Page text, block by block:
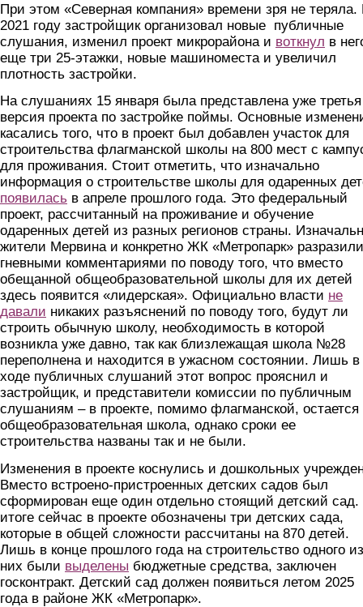
При этом «Северная компания» времени зря не теряла.
2021 году застройщик организовал новые публичные
слушания, изменил проект микрорайона и воткнул в
еще три 25-этажки, новые машиноместа и увеличил
плотность застройки.
На слушаниях 15 января была представлена уже третья
версия проекта по застройке поймы. Основные
касались того, что в проект был добавлен участок для
строительства флагманской школы на 800 мест с
для проживания. Стоит отметить, что изначально
информация о строительстве школы для одаренных
появилась в апреле прошлого года. Это федеральный
проект, рассчитанный на проживание и обучение
одаренных детей из разных регионов страны.
жители Мервина и конкретно ЖК «Метропарк»
гневными комментариями по поводу того, что вместо
обещанной общеобразовательной школы для их детей
здесь появится «лидерская». Официально власти не
давали никаких разъяснений по поводу того, будут ли
строить обычную школу, необходимость в которой
возникла уже давно, так как близлежащая школа №28
переполнена и находится в ужасном состоянии. Лишь в
ходе публичных слушаний этот вопрос прояснил и
застройщик, и представители комиссии по публичным
слушаниям – в проекте, помимо флагманской, остается
общеобразовательная школа, однако сроки ее
строительства названы так и не были.
Изменения в проекте коснулись и дошкольных
Вместо встроено-пристроенных детских садов был
сформирован еще один отдельно стоящий детский сад.
итоге сейчас в проекте обозначены три детских сада,
которые в общей сложности рассчитаны на 870 детей.
Лишь в конце прошлого года на строительство одного из
них были выделены бюджетные средства, заключен
госконтракт. Детский сад должен появиться летом 2025
года в районе ЖК «Метропарк».